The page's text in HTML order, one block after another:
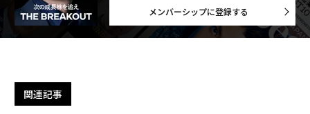
メンバーシップに登録する
関連記事